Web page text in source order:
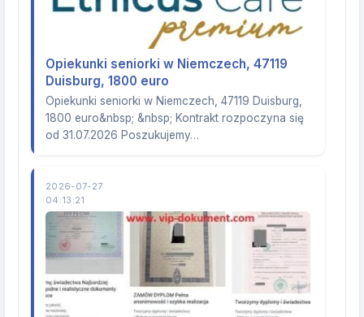
Opiekunki seniorki w Niemczech, 47119
Duisburg, 1800 euro
Opiekunki seniorki w Niemczech, 47119 Duisburg,
1800 euro&nbsp; &nbsp; Kontrakt rozpoczyna się
od 31.07.2026 Poszukujemy…
2026-07-27
04:13:21